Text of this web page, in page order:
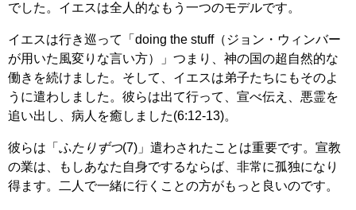
でした。イエスは全人的なもう一つのモデルです。
イエスは行き巡って「doing the stuff（ジョン・ウィンバー
が用いた風変りな言い方）」つまり、神の国の超自然的な
働きを続けました。そして、イエスは弟子たちにもそのよ
うに遣わしました。彼らは出て行って、宣べ伝え、悪霊を
追い出し、病人を癒しました(6:12-13)。
彼らは「 ふたりずつ(7)」遣わされたことは重要です。宣教
の業は、もしあなた自身でするならば、非常に孤独になり
得ます。二人で一緒に行くことの方がもっと良いのです。